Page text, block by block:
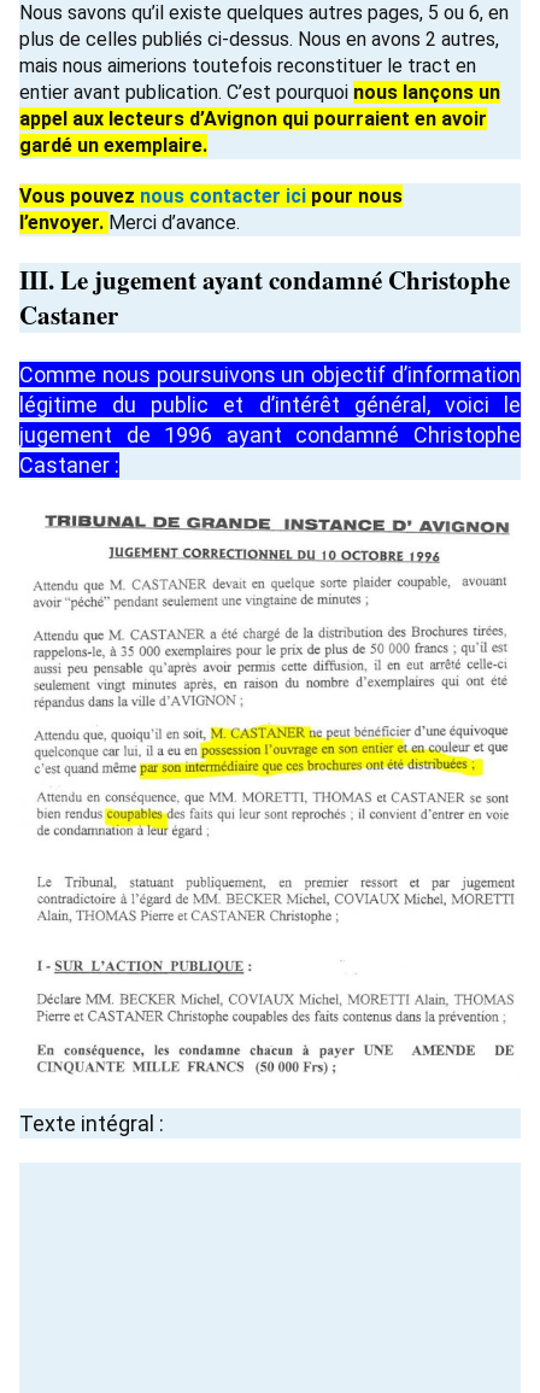
Nous savons qu’il existe quelques autres pages, 5 ou 6, en
plus de celles publiés ci-dessus. Nous en avons 2 autres,
mais nous aimerions toutefois reconstituer le tract en
entier avant publication. C’est pourquoi nous lançons un
appel aux lecteurs d’Avignon qui pourraient en avoir
gardé un exemplaire.
Vous pouvez nous contacter ici pour nous
l’envoyer. Merci d’avance.
III. Le jugement ayant condamné Christophe
Castaner
Comme nous poursuivons un objectif d’information
légitime du public et d’intérêt général, voici le
jugement de 1996 ayant condamné Christophe
Castaner :
Texte intégral :